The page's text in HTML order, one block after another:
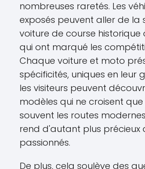
nombreuses raretés. Les
exposés peuvent aller de la
voiture de course historique
qui ont marqué les
Chaque voiture et moto
spécificités, uniques en leur
les visiteurs peuvent
modèles qui ne croisent
souvent les routes
rend d'autant plus précieux
passionnés.
De plus, cela soulève des